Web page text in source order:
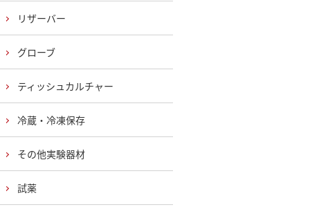
リザーバー
グローブ
ティッシュカルチャー
冷蔵・冷凍保存
その他実験器材
試薬